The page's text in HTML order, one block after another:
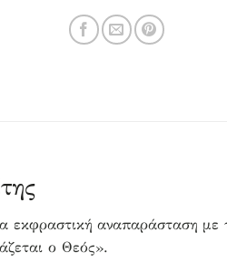
εκφραστική αναπαράσταση
ο Θεός».